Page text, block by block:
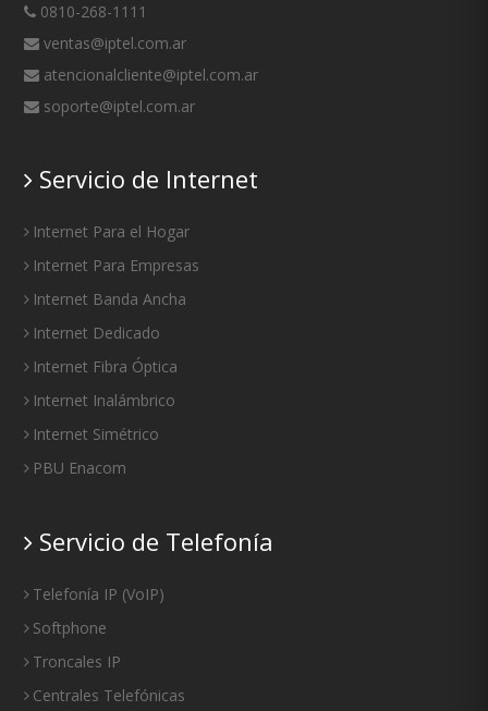
0810-268-1111
ventas@iptel.com.ar
atencionalcliente@iptel.com.ar
soporte@iptel.com.ar
Servicio de Internet
Internet Para el Hogar
Internet Para Empresas
Internet Banda Ancha
Internet Dedicado
Internet Fibra Óptica
Internet Inalámbrico
Internet Simétrico
PBU Enacom
Servicio de Telefonía
Telefonía IP (VoIP)
Softphone
Troncales IP
Centrales Telefónicas